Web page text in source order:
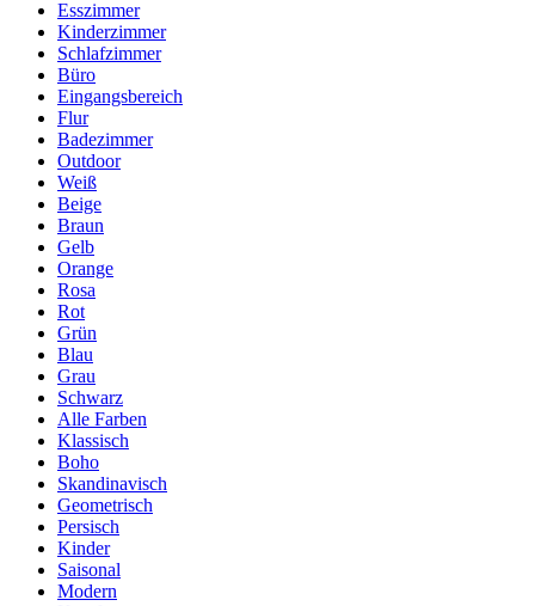
Esszimmer
Kinderzimmer
Schlafzimmer
Büro
Eingangsbereich
Flur
Badezimmer
Outdoor
Weiß
Beige
Braun
Gelb
Orange
Rosa
Rot
Grün
Blau
Grau
Schwarz
Alle Farben
Klassisch
Boho
Skandinavisch
Geometrisch
Persisch
Kinder
Saisonal
Modern